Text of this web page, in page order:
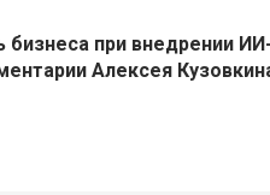
бизнеса при внедрении ИИ-
Алексея